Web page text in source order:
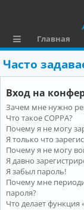
ы
л
к
и
Главная
Часто
Вход на
Зачем мне нужно
Что такое COPPA?
Почему я не могу
Я только что
Почему я не могу
Я давно
Я забыл пароль!
Почему мне
пароля?
Что делает функция